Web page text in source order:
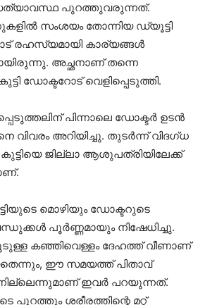
സത്യാവസ്ഥ പുറത്തുവരുന്നത്.
സംശയം തോന്നിയ ഡ്യൂട്ടി
രഹസ്യമായി കാര്യങ്ങൾ
അച്ഛനാണ് തന്നെ
ഡോക്ടറോട് വെളിപ്പെടുത്തി.
പിന്നാലെ ഡോക്ടർ ഉടൻ
വിവരം അറിയിച്ചു. തുടർന്ന് വിദഗ്ധ
കുട്ടിയെ ജില്ലാ ആശുപത്രിയിലേക്ക്
മൊഴിയും ഡോക്ടറുടെ
പൂർണ്ണമായും നിഷേധിച്ചു.
കഞ്ഞിവെള്ളം ദേഹത്ത് വീണാണ്
ഈ സമയത്ത് പിതാവ്
ഇവർ പറയുന്നത്.
പുറത്തും ശരീരത്തിന്റെ മറ്റ്